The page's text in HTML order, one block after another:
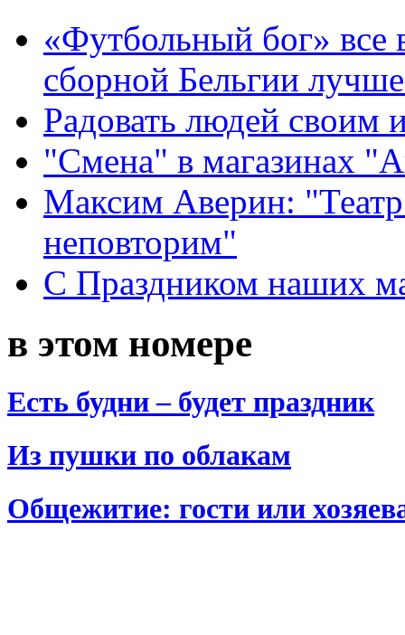
«Футбольный бог» все
сборной Бельгии
Радовать людей своим
"Смена" в магазинах
Максим Аверин:
неповторим"
С Праздником наших
в этом номере
Есть будни – будет праздник
Из пушки по облакам
Общежитие: гости или